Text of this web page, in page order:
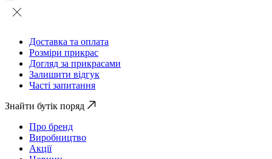
Доставка та оплата
Розміри прикрас
Догляд за прикрасами
Залишити відгук
Часті запитання
Знайти бутік поряд
Про бренд
Виробництво
Акції